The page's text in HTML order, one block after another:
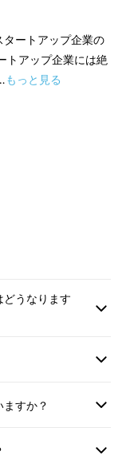
ートアップ企業の
トアップ企業には絶
もっと見る
どうなります
すか？